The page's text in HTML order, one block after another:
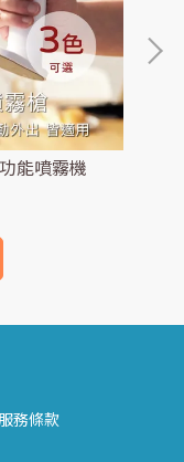
能噴霧機
服務條款